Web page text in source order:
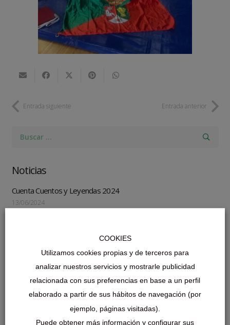
Entrada siguiente Entrada anterior
Noticias
Cuenta Cuentos y Leyendas 2024
13/06/2024
VILLATURIEL LEE
21/08/2023
INFORMACIÓN «BONO NACIMIENTO»
08/02/2023
HORARIO LINEA AUTOBUSES LEÓN-MARNE
COOKIES
Utilizamos cookies propias y de terceros para
analizar nuestros servicios y mostrarle publicidad
relacionada con sus preferencias en base a un perfil
elaborado a partir de sus hábitos de navegación (por
ejemplo, páginas visitadas).
Puede obtener más información y configurar sus